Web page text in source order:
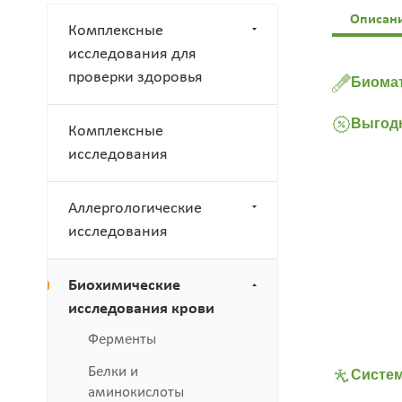
Комплексные
исследования для
проверки здоровья
Комплексные
исследования
Аллергологические
исследования
Биохимические
исследования крови
Ферменты
Белки и
аминокислоты